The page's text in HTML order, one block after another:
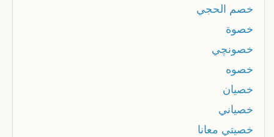
خصم الحجي
خصوة
خصونچي
خصوه
خصيان
خصياني
خصيتي معانا